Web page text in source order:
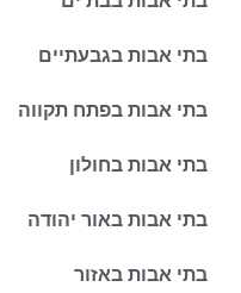
בתי אבות בגבעתיים
בתי אבות בפתח תקווה
בתי אבות בחולון
בתי אבות באור יהודה
בתי אבות באזור